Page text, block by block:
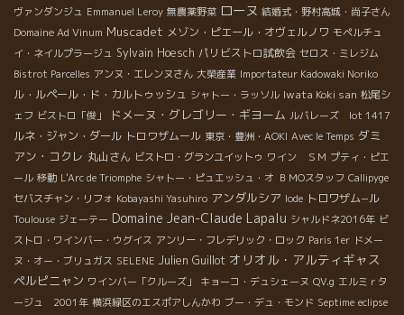
ヴァンダンジュ Emmanuel Leroy 無農薬野菜 ローヌ 結婚式・野村高城・尚子さん
Domaine Ad Vinum Muscadet メゾン・ピエール・オヴェルノワ モペルチュ
イ・ネイルプラージュ Sylvain Hoesch パリビストロ試飲会 セロス・ミレジム
Bistrot Parcelles アンヌ・エレンヌさん 大榮産業 Importateur Kadowaki Noriko
ル・ルペール・ド・カルトゥッシュ シャトー・ラッソル Iwata Koki san 松尾シ
ェフ ビストロ「俊」 ドメーヌ・グレゴリー・ギヨーム ルバレーズ lot 1417
ルネ・ジャン・ダール トロワザムール 東京・豊洲・AOKI Avec le Temps ダミ
アン・コクレ 丸山さん ビストロ・グランユイットゥ ワイン ＳＭ プティ・ピエ
ール 移動 L'Arc de Triomphe シャトー・ピュエッシュ・オ ＢＭОスタッフ Callipyge
セバスチャン・リフォ Kobayashi Yasuhiro アンダルシア Iode トロワザム−ル
Toulouse ジェーテー Domaine Jean-Claude Lapalu シャルドネ2016年 ビ
ストロ・ワインバー・ウグイス アンリー・フレデリック・ロック Paris 1er ドメー
ヌ・オー・ブリュガス SELENE Julien Guillot オリオル・アルティギャス
ペルピニャン ワインバー「クルーズ」 キョーコ・デュシェーヌ QV.g エルミｒタ
ージュ 2001年 横浜緑区のエスポアしんかわ ブー・デュ・モンド Septime eclipse